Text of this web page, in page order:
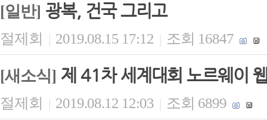
[일반] 광복, 건국 그리고
절제회 | 2019.08.15 17:12 | 조회 16847
[새소식] 제 41차 세계대회 노르웨이
절제회 | 2019.08.12 12:03 | 조회 6899